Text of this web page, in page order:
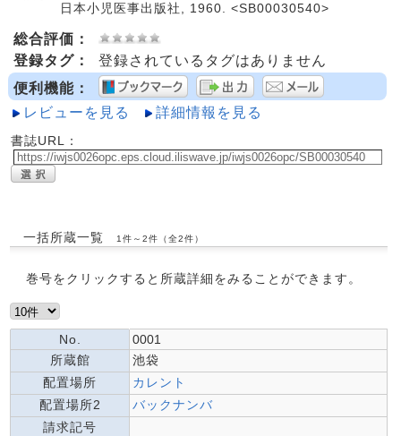
日本小児医事出版社, 1960. <SB00030540>
総合評価：
登録タグ：
登録されているタグはありません
便利機能：
レビューを見る
詳細情報を見る
書誌URL：
一括所蔵一覧 1件～2件（全2件）
巻号をクリックすると所蔵詳細をみることができます。
No.
0001
所蔵館
池袋
配置場所
カレント
配置場所2
バックナンバ
請求記号